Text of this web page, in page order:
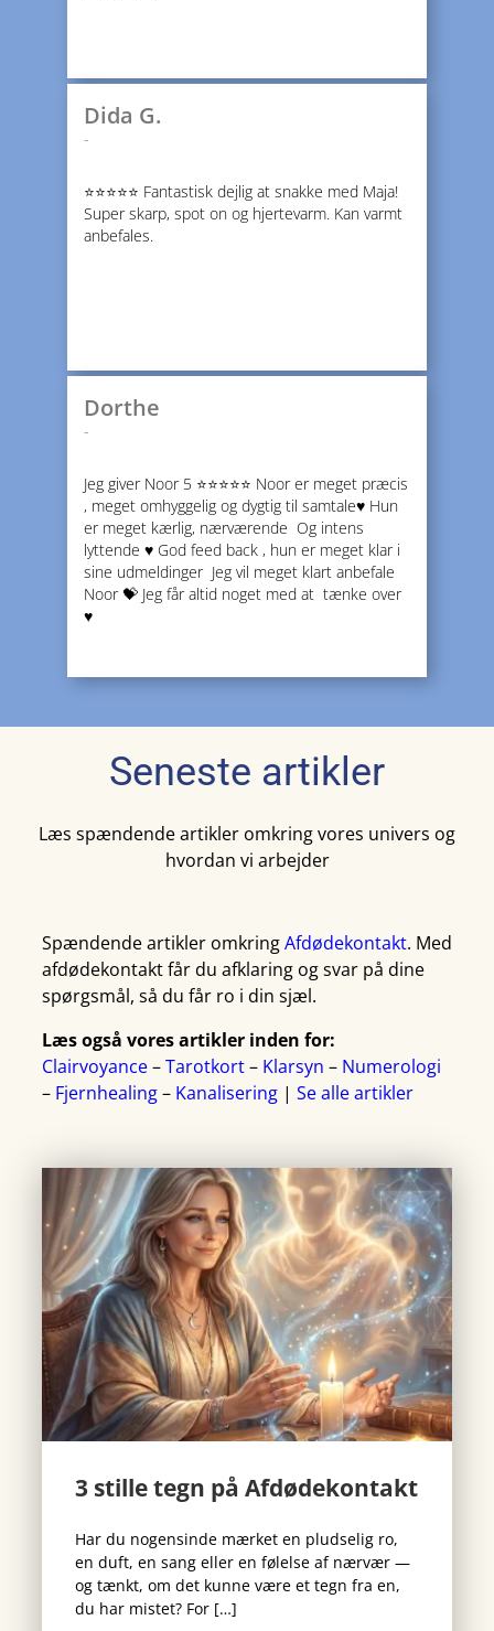
Dida G.
-
⭐️⭐️⭐️⭐️⭐️ Fantastisk dejlig at snakke med Maja!
Super skarp, spot on og hjertevarm. Kan varmt
anbefales.
Dorthe
-
Jeg giver Noor 5 ⭐️⭐️⭐️⭐️⭐️ Noor er meget præcis
, meget omhyggelig og dygtig til samtale♥️ Hun
er meget kærlig, nærværende Og intens
lyttende ♥️ God feed back , hun er meget klar i
sine udmeldinger Jeg vil meget klart anbefale
Noor 💝 Jeg får altid noget med at tænke over
♥️
Seneste artikler
Læs spændende artikler omkring vores univers og
hvordan vi arbejder
Spændende artikler omkringAfdødekontakt. Med
afdødekontakt får du afklaring og svar på dine
spørgsmål, så du får ro i din sjæl.
Læs også vores artikler inden for:
Clairvoyance–Tarotkort– Klarsyn – Numerologi
– Fjernhealing– Kanalisering | Se alle artikler
3 stille tegn på Afdødekontakt
Har du nogensinde mærket en pludselig ro,
en duft, en sang eller en følelse af nærvær —
og tænkt, om det kunne være et tegn fra en,
du har mistet? For […]